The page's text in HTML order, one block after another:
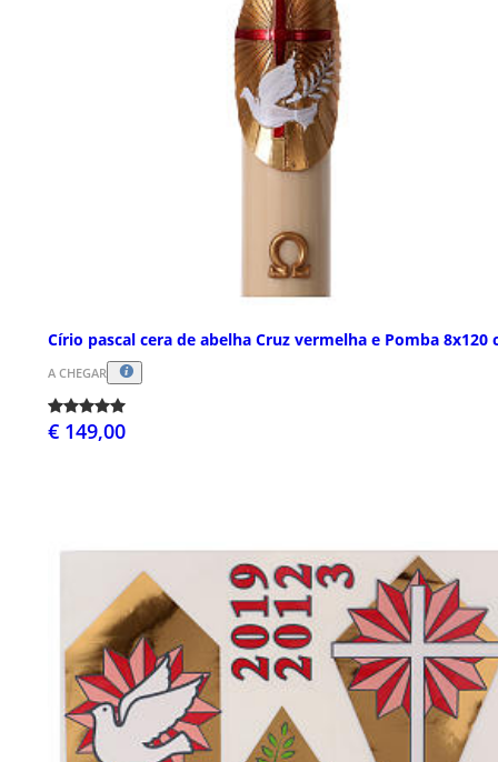
Círio pascal cera de abelha Cruz vermelha e Pomba 8x120
A CHEGAR
€ 149,00